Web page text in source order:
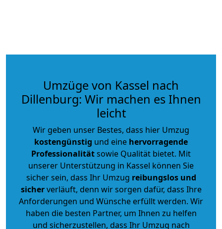
Umzüge von Kassel nach
Dillenburg: Wir machen es Ihnen
leicht
Wir geben unser Bestes, dass hier Umzug
kostengünstig und eine hervorragende
Professionalitätsowie Qualität bietet. Mit
unserer Unterstützung in Kassel können Sie
sicher sein, dass Ihr Umzug reibungslos und
sicherverläuft, denn wir sorgen dafür, dass Ihre
Anforderungen und Wünsche erfüllt werden. Wir
haben die besten Partner, um Ihnen zu helfen
und sicherzustellen, dass Ihr Umzug nach